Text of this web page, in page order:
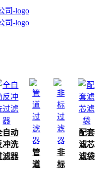
自动
冲洗
滤器
管
道
非
标
配套
滤芯
滤袋